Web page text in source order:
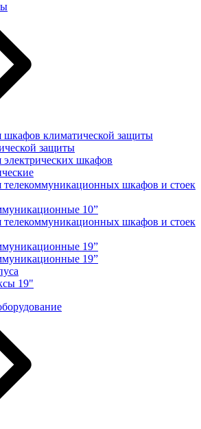
шкафов климатической защиты
защиты
электрических шкафов
телекоммуникационных шкафов и стоек
10”
телекоммуникационных шкафов и стоек
19”
19”
19"